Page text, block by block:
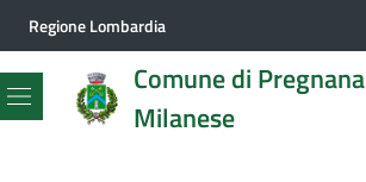
Regione Lombardia
Comune di Pregnana
Milanese
Menu